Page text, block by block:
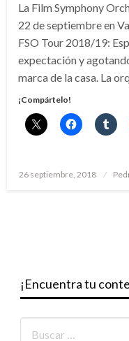
La Film Symphony
22 de septiembre en
FSO Tour 2018/19:
expectación y
marca de la casa. La
¡Compártelo!
Publicado
26 septiembre, 2018
¡Encuentra tu